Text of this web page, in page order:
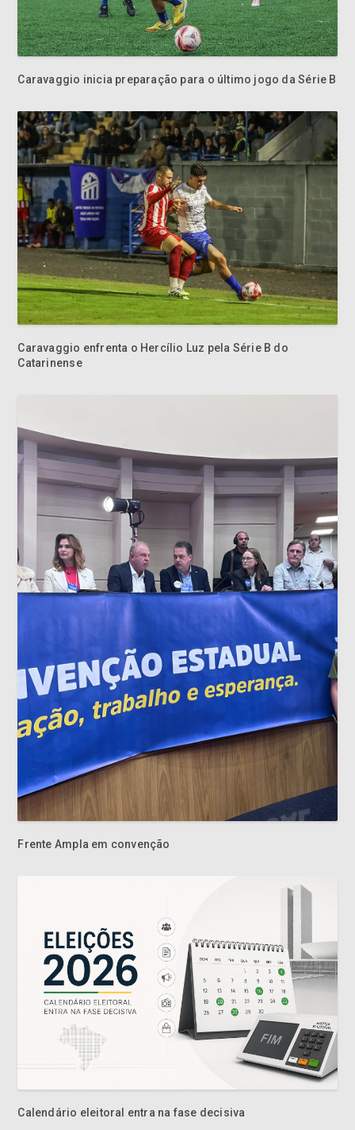
Caravaggio inicia preparação para o último jogo da Série B
Caravaggio enfrenta o Hercílio Luz pela Série B do
Catarinense
Frente Ampla em convenção
Calendário eleitoral entra na fase decisiva